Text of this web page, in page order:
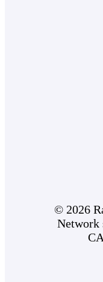
© 2026
Network